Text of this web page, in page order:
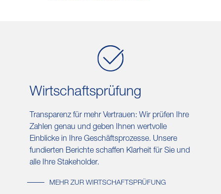
Wirtschafts​prüfung
Transparenz für mehr Vertrauen: Wir prüfen Ihre
Zahlen genau und geben Ihnen wertvolle
Einblicke in Ihre Geschäftsprozesse. Unsere
fundierten Berichte schaffen Klarheit für Sie und
alle Ihre Stakeholder.
MEHR ZUR WIRTSCHAFTSPRÜFUNG